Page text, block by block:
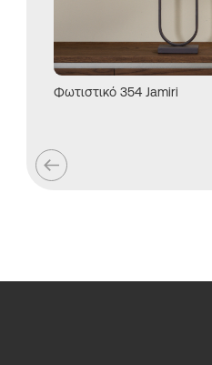
Φωτιστικό 354 Jamiri